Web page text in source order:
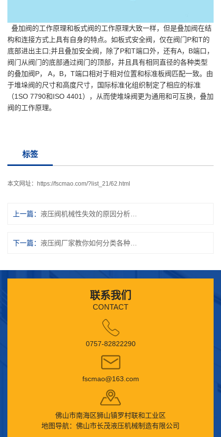
叠加阀的工作原理和板式阀的工作原理大致一样，但是叠加阀在结
构和连接方式上具有自身的特点。如板式安全阀，仅在阀门P和T的
底部进出主口;并且叠加安全阀，除了P和T端口外，还有A，B端口，
阀门从阀门的底部通过阀门的顶部，并且具有相同直径的各种类型
的叠加阀P， A，B，T端口相对于相对位置和标准板阀匹配一致。由
于堆垛阀的尺寸和高度尺寸，国际标准化组织制定了相应的标准
（1SO 7790和ISO 4401），从而使堆垛阀更为通用和可互换，叠加
阀的工作原理。
标签
本文网址： https://fscmao.com/?list_21/62.html
上一篇：
下一篇：
联系我们
CONTACT
0757-82822290
fscmao@163.com
佛山市南海区狮山镇罗村联和工业区
地图导航：佛山市长茂液压机械制造有限公司